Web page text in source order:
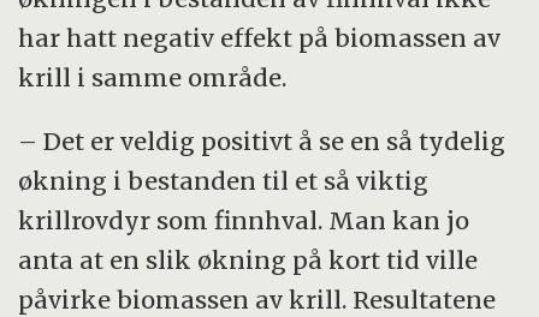
har hatt negativ effekt på biomassen av
krill i samme område.
– Det er veldig positivt å se en så tydelig
økning i bestanden til et så viktig
krillrovdyr som finnhval. Man kan jo
anta at en slik økning på kort tid ville
påvirke biomassen av krill. Resultatene